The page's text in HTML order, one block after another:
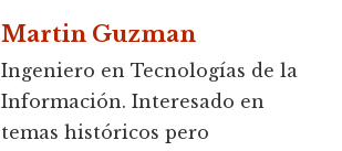
Martin Guzman
Ingeniero en Tecnologías de la
Información. Interesado en
temas históricos pero